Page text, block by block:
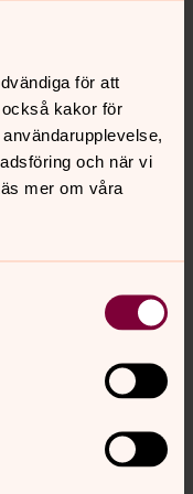
för att
kakor för
och när vi
mer om våra
av dina
dina rättigheter
startsidan för denna
kontaktuppgifter till
däremot angivits
behandlar vi dina
De
namn,
i syfte. Vi utför
intresse att